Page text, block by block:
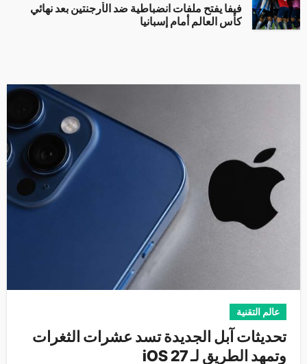
فيفا يفتح ملفات انضباطية ضد الأرجنتين بعد نهائي
كأس العالم أمام إسبانيا
عالم التقنية
تحديثات آبل الجديدة تسد عشرات الثغرات
وتمهد الطريق لـ iOS 27